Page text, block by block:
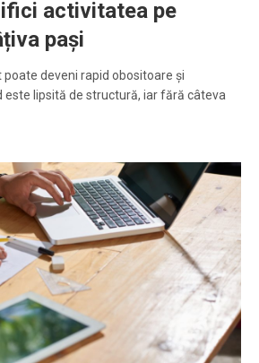
activitatea pe
pași
deveni rapid obositoare și
este lipsită de structură, iar fără câteva